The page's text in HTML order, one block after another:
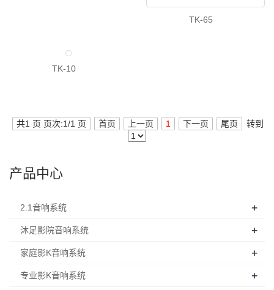
TK-65
TK-10
共1 页 页次:1/1 页 首页 上一页 1 下一页 尾页 转到
产品中心
2.1音响系统 +
沐足影院音响系统 +
家庭影K音响系统 +
专业影K音响系统 +